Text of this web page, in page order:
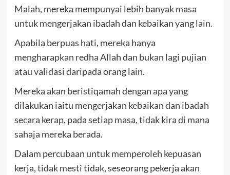
Malah, mereka mempunyai lebih banyak masa
untuk mengerjakan ibadah dan kebaikan yang lain.
Apabila berpuas hati, mereka hanya
mengharapkan redha Allah dan bukan lagi pujian
atau validasi daripada orang lain.
Mereka akan beristiqamah dengan apa yang
dilakukan iaitu mengerjakan kebaikan dan ibadah
secara kerap, pada setiap masa, tidak kira di mana
sahaja mereka berada.
Dalam percubaan untuk memperoleh kepuasan
kerja, tidak mesti tidak, seseorang pekerja akan